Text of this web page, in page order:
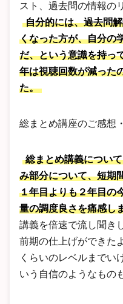
スト、過去問の情報の
自分的には、過去問
くなった方が、自分の
だ、という意識を持っ
年は視聴回数が減った
た。
総まとめ講座のご感想
総まとめ講義につい
み部分について、短期
１年目よりも２年目の
量の調度良さを痛感し
講義を倍速で流し聞き
前期の仕上げができた
くらいのレベルまでい
いう自信のようなもの